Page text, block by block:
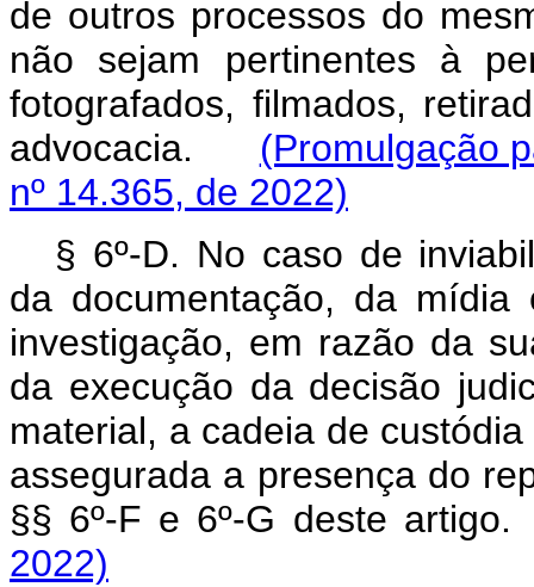
de outros processos do
não sejam pertinentes à
fotografados, filmados,
advocacia. (Promulgação
nº 14.365, de 2022)
§ 6º-D. No caso de
da documentação, da
investigação, em razão da
da execução da decisão
material, a cadeia de
assegurada a presença do
§§ 6º-F e 6º-G deste
2022)